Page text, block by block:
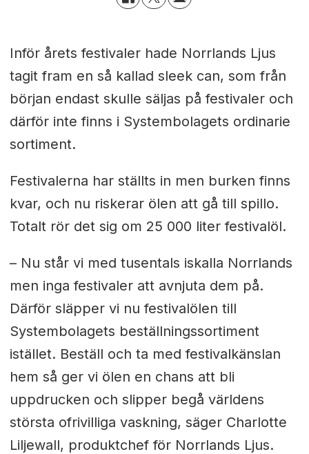
Inför årets festivaler hade Norrlands Ljus
tagit fram en så kallad sleek can, som från
början endast skulle säljas på festivaler och
därför inte finns i Systembolagets ordinarie
sortiment.
Festivalerna har ställts in men burken finns
kvar, och nu riskerar ölen att gå till spillo.
Totalt rör det sig om 25 000 liter festivalöl.
– Nu står vi med tusentals iskalla Norrlands
men inga festivaler att avnjuta dem på.
Därför släpper vi nu festivalölen till
Systembolagets beställningssortiment
istället. Beställ och ta med festivalkänslan
hem så ger vi ölen en chans att bli
uppdrucken och slipper begå världens
största ofrivilliga vaskning, säger Charlotte
Liljewall, produktchef för Norrlands Ljus.